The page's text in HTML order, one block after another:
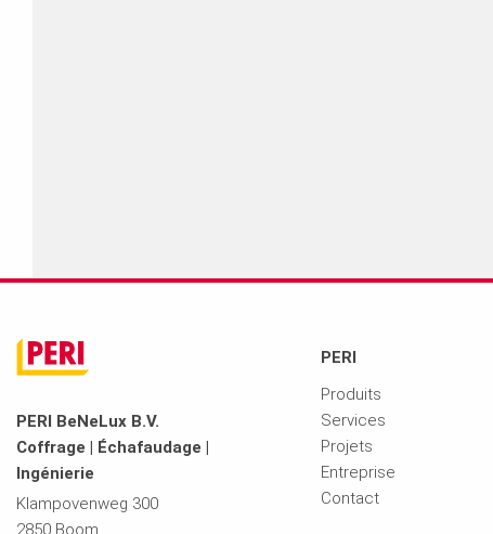
PERI BeNeLux B.V.
Coffrage | Échafaudage |
Ingénierie
Klampovenweg 300
2850 Boom
PERI
Produits
Services
Projets
Entreprise
Contact